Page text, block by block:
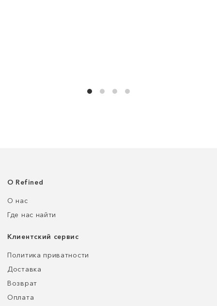
О Refined
О нас
Где нас найти
Клиентский сервис
Политика приватности
Доставка
Возврат
Оплата